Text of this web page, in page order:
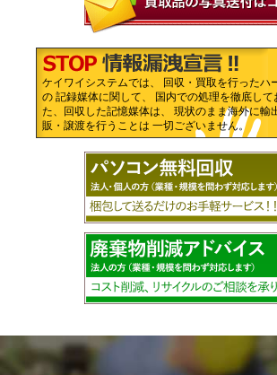
ケイワイシステムでは、 回収・買取を行ったハ
の 記録媒体に関して、 国内での処理を徹底して
た、回収した記憶媒体は、 現状のまま海外に輸
販・譲渡を行うことは 一切ございません。